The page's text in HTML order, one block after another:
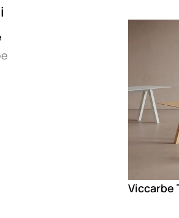
Viccarbe